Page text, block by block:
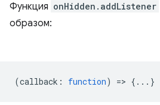
Функция onHidden.addListener
образом:
(callback : function) => {...}